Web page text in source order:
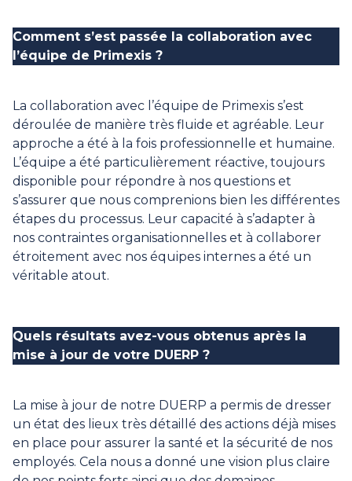
Comment s’est passée la collaboration avec
l’équipe de Primexis ?
La collaboration avec l’équipe de Primexis s’est
déroulée de manière très fluide et agréable. Leur
approche a été à la fois professionnelle et humaine.
L’équipe a été particulièrement réactive, toujours
disponible pour répondre à nos questions et
s’assurer que nous comprenions bien les différentes
étapes du processus. Leur capacité à s’adapter à
nos contraintes organisationnelles et à collaborer
étroitement avec nos équipes internes a été un
véritable atout.
Quels résultats avez-vous obtenus après la
mise à jour de votre DUERP ?
La mise à jour de notre DUERP a permis de dresser
un état des lieux très détaillé des actions déjà mises
en place pour assurer la santé et la sécurité de nos
employés. Cela nous a donné une vision plus claire